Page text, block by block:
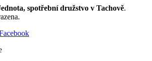
spotřební družstvo v Tachově.